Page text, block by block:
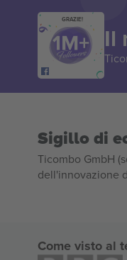
GRAZIE!
Il
Sigillo di
Ticombo GmbH
dell'innovazione
Come visto al